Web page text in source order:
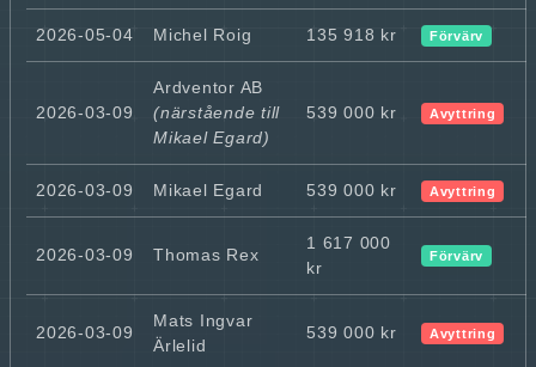
2026-05-04 Michel Roig 135 918 kr Förvärv
2026-03-09
Ardventor AB
(närstående till
Mikael Egard)
539 000 kr Avyttring
2026-03-09 Mikael Egard 539 000 kr Avyttring
2026-03-09 Thomas Rex
1 617 000
kr
Förvärv
2026-03-09
Mats Ingvar
Ärlelid
539 000 kr Avyttring